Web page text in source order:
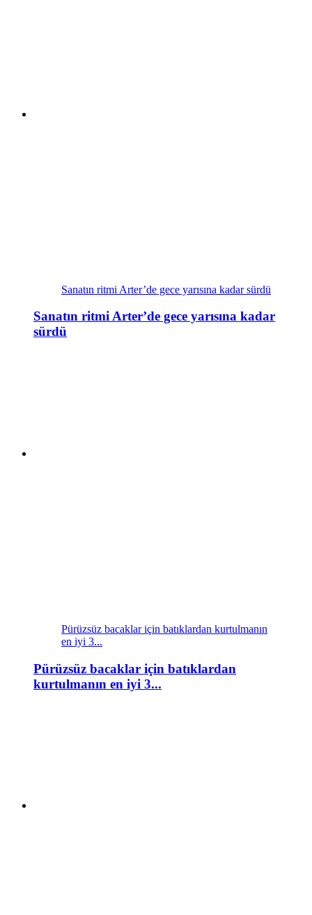
Sanatın ritmi Arter’de gece yarısına kadar sürdü
Sanatın ritmi Arter’de gece yarısına kadar
sürdü
Pürüzsüz bacaklar için batıklardan kurtulmanın
en iyi 3...
Pürüzsüz bacaklar için batıklardan
kurtulmanın en iyi 3...